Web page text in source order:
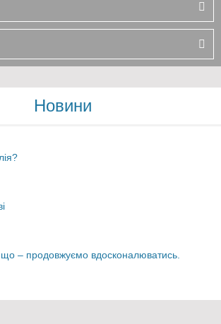
Новини
– продовжуємо вдосконалюватись.